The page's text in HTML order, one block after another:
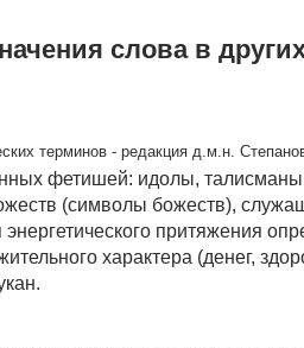
слова в
терминов - редакция д.м.н.
фетишей: идолы,
(символы божеств),
притяжения
характера (денег,